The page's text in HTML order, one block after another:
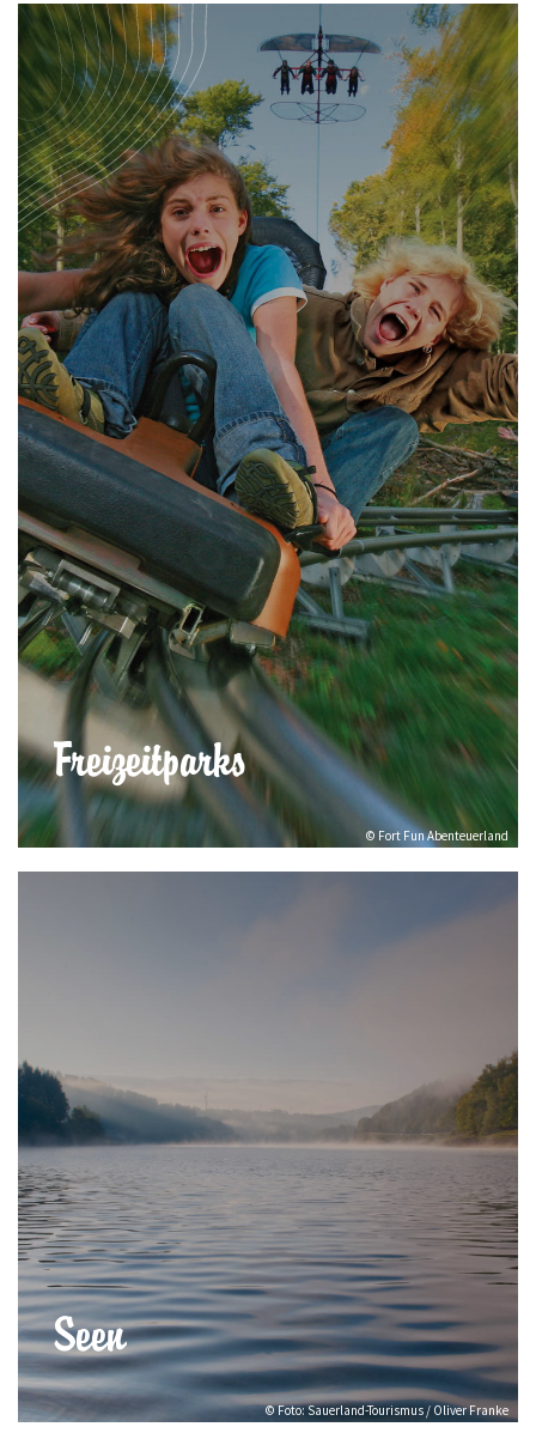
© Fort Fun Abenteuerland
Freizeitparks
© Foto: Sauerland-Tourismus / Oliver Franke
Seen